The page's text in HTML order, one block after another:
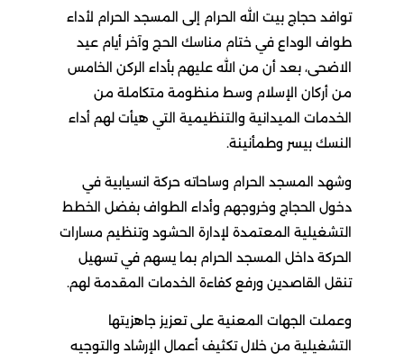
توافد حجاج بيت الله الحرام إلى المسجد الحرام لأداء
طواف الوداع في ختام مناسك الحج وآخر أيام عيد
الاضحى، بعد أن من الله عليهم بأداء الركن الخامس
من أركان الإسلام وسط منظومة متكاملة من
الخدمات الميدانية والتنظيمية التي هيأت لهم أداء
النسك بيسر وطمأنينة.
وشهد المسجد الحرام وساحاته حركة انسيابية في
دخول الحجاج وخروجهم وأداء الطواف بفضل الخطط
التشغيلية المعتمدة لإدارة الحشود وتنظيم مسارات
الحركة داخل المسجد الحرام بما يسهم في تسهيل
تنقل القاصدين ورفع كفاءة الخدمات المقدمة لهم.
وعملت الجهات المعنية على تعزيز جاهزيتها
التشغيلية من خلال تكثيف أعمال الإرشاد والتوجيه